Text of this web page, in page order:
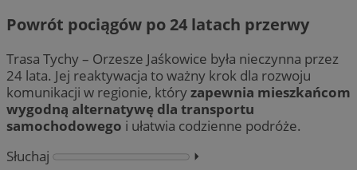
Powrót pociągów po 24 latach przerwy
Trasa Tychy – Orzesze Jaśkowice była nieczynna przez
24 lata. Jej reaktywacja to ważny krok dla rozwoju
komunikacji w regionie, któryzapewnia mieszkańcom
wygodną alternatywę dla transportu
samochodowego i ułatwia codzienne podróże.
Słuchaj
⏵︎